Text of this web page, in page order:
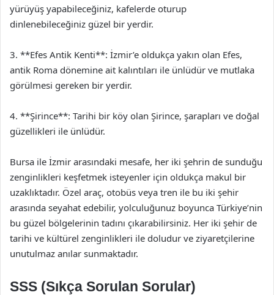
yürüyüş yapabileceğiniz, kafelerde oturup
dinlenebileceğiniz güzel bir yerdir.
3. **Efes Antik Kenti**: İzmir’e oldukça yakın olan Efes,
antik Roma dönemine ait kalıntıları ile ünlüdür ve mutlaka
görülmesi gereken bir yerdir.
4. **Şirince**: Tarihi bir köy olan Şirince, şarapları ve doğal
güzellikleri ile ünlüdür.
Bursa ile İzmir arasındaki mesafe, her iki şehrin de sunduğu
zenginlikleri keşfetmek isteyenler için oldukça makul bir
uzaklıktadır. Özel araç, otobüs veya tren ile bu iki şehir
arasında seyahat edebilir, yolculuğunuz boyunca Türkiye’nin
bu güzel bölgelerinin tadını çıkarabilirsiniz. Her iki şehir de
tarihi ve kültürel zenginlikleri ile doludur ve ziyaretçilerine
unutulmaz anılar sunmaktadır.
SSS (Sıkça Sorulan Sorular)